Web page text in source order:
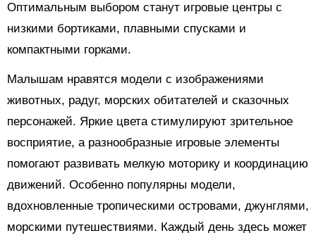
Оптимальным выбором станут игровые центры с
низкими бортиками, плавными спусками и
компактными горками.
Малышам нравятся модели с изображениями
животных, радуг, морских обитателей и сказочных
персонажей. Яркие цвета стимулируют зрительное
восприятие, а разнообразные игровые элементы
помогают развивать мелкую моторику и координацию
движений. Особенно популярны модели,
вдохновленные тропическими островами, джунглями,
морскими путешествиями. Каждый день здесь может